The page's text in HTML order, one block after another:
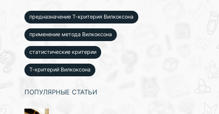
предназначение Т-критерия Вилкоксона
применение метода Вилкоксона
статистические критерии
Т-критерий Вилкоксона
ПОПУЛЯРНЫЕ СТАТЬИ